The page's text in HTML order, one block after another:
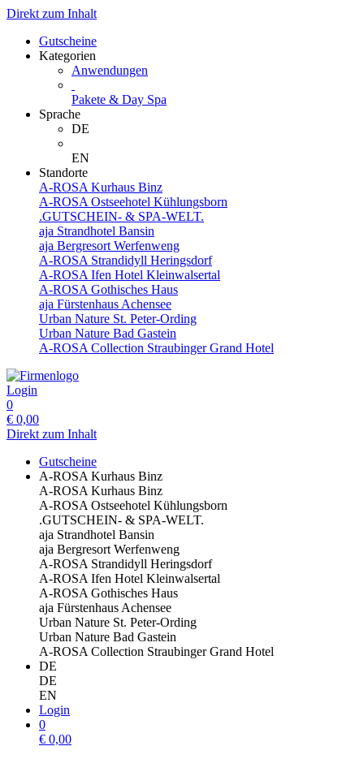
Direkt zum Inhalt
Gutscheine
Kategorien
Anwendungen
Pakete & Day Spa
Sprache
DE
EN
Standorte
A-ROSA Kurhaus Binz
A-ROSA Ostseehotel Kühlungsborn
.GUTSCHEIN- & SPA-WELT.
aja Strandhotel Bansin
aja Bergresort Werfenweng
A-ROSA Strandidyll Heringsdorf
A-ROSA Ifen Hotel Kleinwalsertal
A-ROSA Gothisches Haus
aja Fürstenhaus Achensee
Urban Nature St. Peter-Ording
Urban Nature Bad Gastein
A-ROSA Collection Straubinger Grand Hotel
Login
0
€ 0,00
Direkt zum Inhalt
Gutscheine
A-ROSA Kurhaus Binz
A-ROSA Kurhaus Binz
A-ROSA Ostseehotel Kühlungsborn
.GUTSCHEIN- & SPA-WELT.
aja Strandhotel Bansin
aja Bergresort Werfenweng
A-ROSA Strandidyll Heringsdorf
A-ROSA Ifen Hotel Kleinwalsertal
A-ROSA Gothisches Haus
aja Fürstenhaus Achensee
Urban Nature St. Peter-Ording
Urban Nature Bad Gastein
A-ROSA Collection Straubinger Grand Hotel
DE
DE
EN
Login
0
€ 0,00